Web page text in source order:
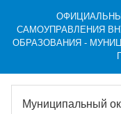
САМОУПРАВЛЕНИЯ
ОБРАЗОВАНИЯ -
Муниципальный